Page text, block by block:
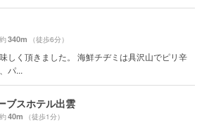
340m （徒歩6分）
しく頂きました。 海鮮チヂミは具沢山でピリ辛
パ...
ブスホテル出雲
40m （徒歩1分）